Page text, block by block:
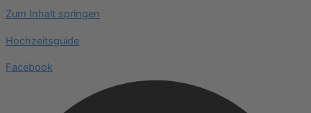
Zum Inhalt springen
Hochzeitsguide
Facebook